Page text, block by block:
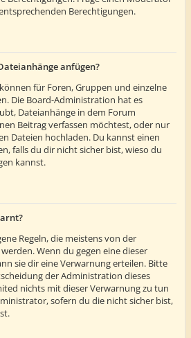
Berechtigungen.
anfügen?
für Foren, Gruppen und einzelne
Die Board-Administration hat es
Dateianhänge in dem Forum
Beitrag verfassen möchtest, oder nur
Dateien hochladen. Du kannst einen
falls du dir nicht sicher bist, wieso du
kannst.
Regeln, die meistens von der
Wenn du gegen eine dieser
sie dir eine Verwarnung erteilen. Bitte
der Administration dieses
nichts mit dieser Verwarnung zu tun
sofern du die nicht sicher bist,